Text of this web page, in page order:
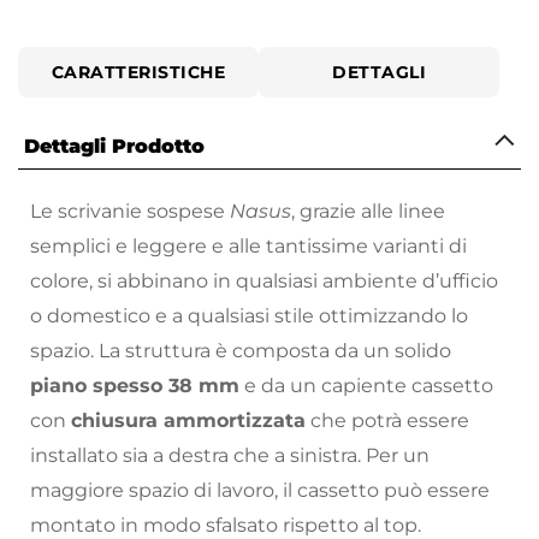
CARATTERISTICHE DETTAGLI
Dettagli Prodotto
Le scrivanie sospese Nasus, grazie alle linee
semplici e leggere e alle tantissime varianti di
colore, si abbinano in qualsiasi ambiente d’ufficio
o domestico e a qualsiasi stile ottimizzando lo
spazio. La struttura è composta da un solido
piano spesso 38 mm e da un capiente cassetto
con chiusura ammortizzata che potrà essere
installato sia a destra che a sinistra. Per un
maggiore spazio di lavoro, il cassetto può essere
montato in modo sfalsato rispetto al top.